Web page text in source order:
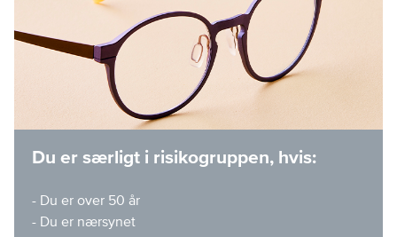
Du er særligt i risikogruppen, hvis:
- Du er over 50 år
- Du er nærsynet